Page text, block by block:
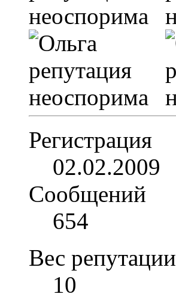
Регистрация
02.02.2009
Сообщений
654
Вес репутации
10